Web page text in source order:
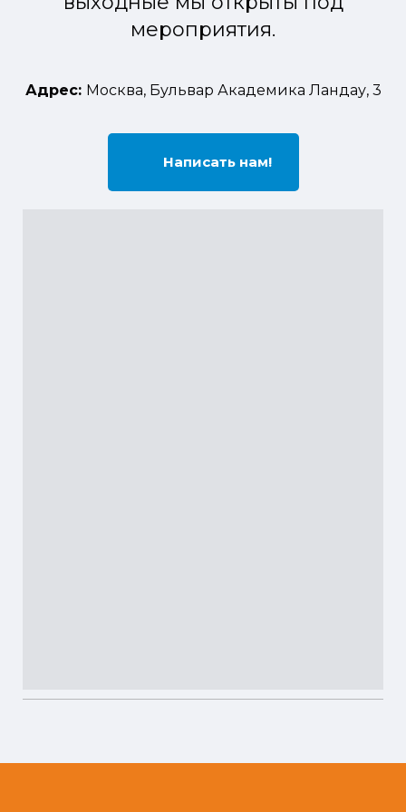
мероприятия.
Адрес: Москва, Бульвар Академика Ландау, 3
Написать нам!